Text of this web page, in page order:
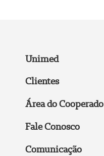
Unimed
Clientes
Área do Cooperado
Fale Conosco
Comunicação